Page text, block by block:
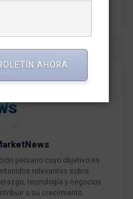
peruano cuyo objetivo es
relevantes sobre
tecnología y negocios
a su crecimiento.
AHORA